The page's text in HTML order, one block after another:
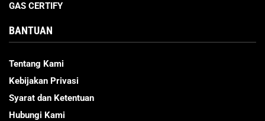
GAS CERTIFY
BANTUAN
Tentang Kami
Kebijakan Privasi
Syarat dan Ketentuan
Hubungi Kami